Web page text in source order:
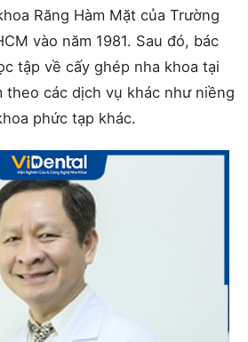
Răng Hàm Mặt của Trường
vào năm 1981. Sau đó, bác
tập về cấy ghép nha khoa tại
theo các dịch vụ khác như niềng
phức tạp khác.